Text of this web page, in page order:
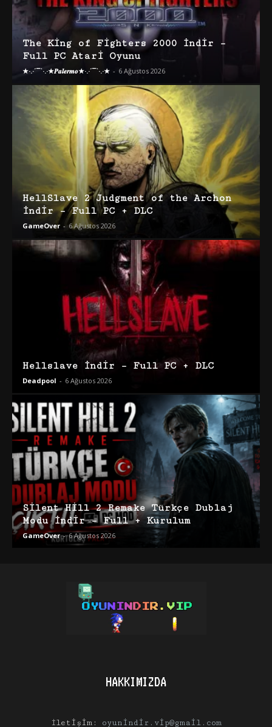
The King of Fighters 2000 İndir –
Full PC Atari Oyunu
★·.·´¯`·.·★𝑷𝒂𝒍𝒆𝒓𝒎𝒐★·.·´¯`·.·★ - 6 Ağustos 2026
HellSlave 2 Judgment of the Archon
İndir – Full PC + DLC
GameOver - 6 Ağustos 2026
Hellslave İndir – Full PC + DLC
Deadpool - 6 Ağustos 2026
Silent Hill 2 Remake Türkçe Dublaj
Modu İndir – Full + Kurulum
GameOver - 6 Ağustos 2026
HAKKIMIZDA
İletişim: oyunindir.vip@gmail.com